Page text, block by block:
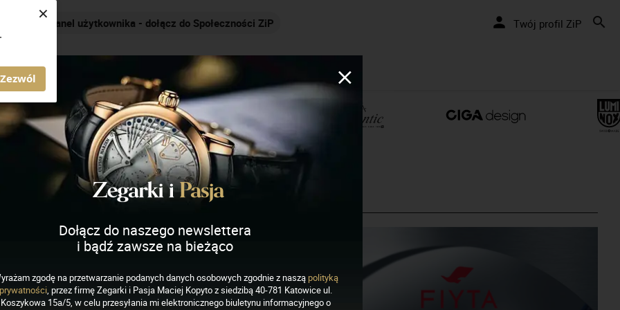
Zezwól
× Nakręcamy pozytywnie... cały czas! Twój profil ZiP
ZEGARKI I PASJA
Dołącz do naszego newslettera
i bądź zawsze na bieżąco
zgodę na przetwarzanie podanych danych osobowych zgodnie z naszą polityką
prywatności, przez firmę Zegarki i Pasja Maciej Kopyto z siedzibą 40-781 Katowice ul.
Koszykowa 15a/5, w celu przesyłania mi elektronicznego biuletynu informacyjnego o